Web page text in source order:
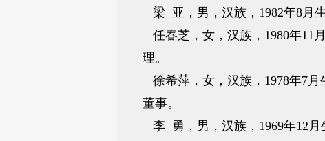
梁 亚，男，汉族，1982年8月
任春芝，女，汉族，1980年11
理。
徐希萍，女，汉族，1978年7
董事。
李 勇，男，汉族，1969年12月